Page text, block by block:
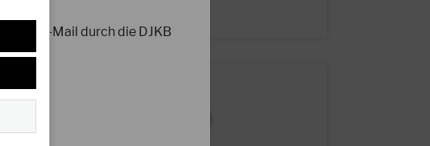
E-Mail durch die DJKB